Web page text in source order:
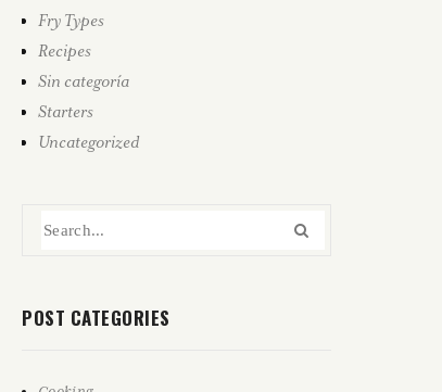
Fry Types
Recipes
Sin categoría
Starters
Uncategorized
POST CATEGORIES